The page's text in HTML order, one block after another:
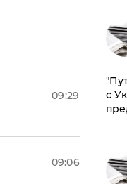
09:29
09:06
с